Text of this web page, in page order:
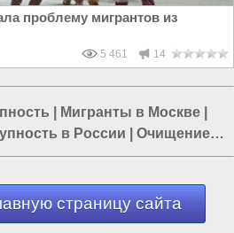
проблему мигрантов из
5 461 14
Мигранты в Москве
в России
Очищение
|Власть в РФ|Пятая
страницу сайта